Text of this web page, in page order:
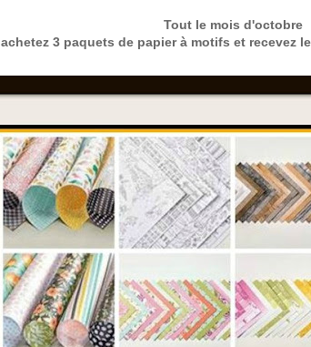
Tout le mois d'octobre
achetez 3 paquets de papier à motifs et recevez le